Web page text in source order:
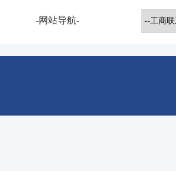
-网站导航-